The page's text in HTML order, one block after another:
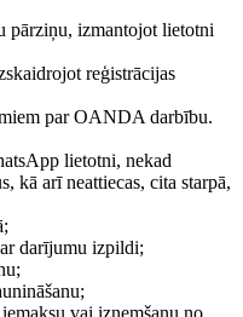
pārziņu, izmantojot lietotni
reģistrācijas
par OANDA darbību.
lietotni, nekad
kā arī neattiecas, cita starpā,
darījumu izpildi;
vai izņemšanu no